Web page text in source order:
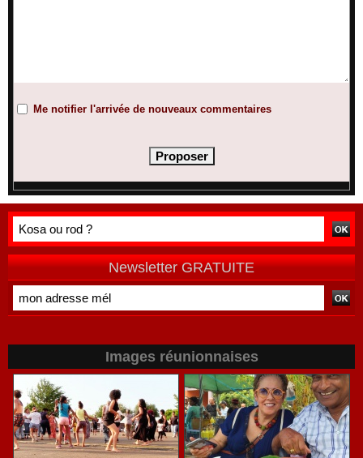
Me notifier l'arrivée de nouveaux commentaires
Newsletter GRATUITE
Images réunionnaises